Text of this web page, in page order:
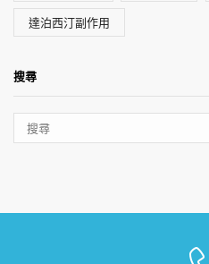
達泊西汀副作用
搜尋